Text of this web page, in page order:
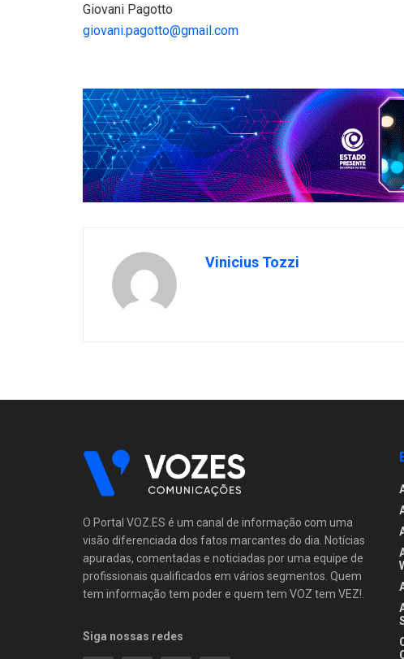
Giovani Pagotto
giovani.pagotto@gmail.com
Vinicius Tozzi
O Portal VOZ.ES é um canal de informação com uma
visão diferenciada dos fatos marcantes do dia. Notícias
apuradas, comentadas e noticiadas por uma equipe de
profissionais qualificados em vários segmentos. Quem
tem informação tem poder e quem tem VOZ tem VEZ!.
Siga nossas redes